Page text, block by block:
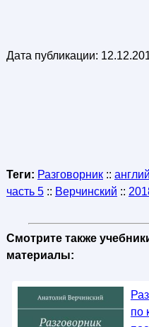
Дата публикации:
Теги: Разговорник::
часть 5:: Верчинский ::
Смотрите также
материалы:
по